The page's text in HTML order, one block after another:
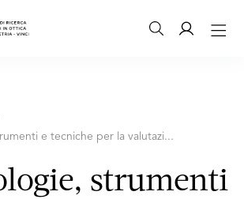
e tecniche per la valutazi...
strumenti